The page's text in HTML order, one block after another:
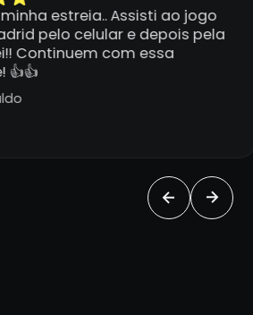
estreia.. Assisti ao jogo
pelo celular e depois pela
com essa